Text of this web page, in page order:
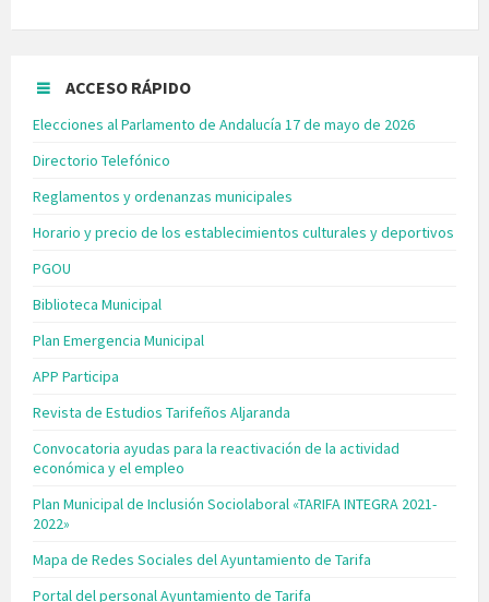
ACCESO RÁPIDO
Elecciones al Parlamento de Andalucía 17 de mayo de 2026
Directorio Telefónico
Reglamentos y ordenanzas municipales
Horario y precio de los establecimientos culturales y deportivos
PGOU
Biblioteca Municipal
Plan Emergencia Municipal
APP Participa
Revista de Estudios Tarifeños Aljaranda
Convocatoria ayudas para la reactivación de la actividad
económica y el empleo
Plan Municipal de Inclusión Sociolaboral «TARIFA INTEGRA 2021-
2022»
Mapa de Redes Sociales del Ayuntamiento de Tarifa
Portal del personal Ayuntamiento de Tarifa